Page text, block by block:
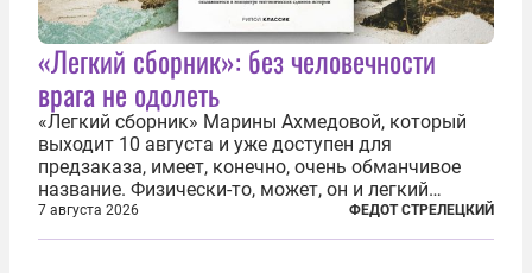
«Легкий сборник»: без человечности
врага не одолеть
«Легкий сборник» Марины Ахмедовой, который
выходит 10 августа и уже доступен для
предзаказа, имеет, конечно, очень обманчивое
название. Физически-то, может, он и легкий
относительно. Но метафизически —
безотносительно тяжелый. Десять рассказов,
7 августа 2026 ФЕДОТ СТРЕЛЕЦКИЙ